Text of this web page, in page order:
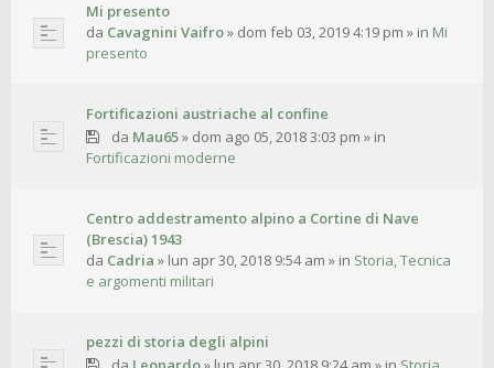
Mi presento
da Cavagnini Vaifro» dom feb 03, 2019 4:19 pm » in Mi
presento
Fortificazioni austriache al confine
da Mau65» dom ago 05, 2018 3:03 pm » in
Fortificazioni moderne
Centro addestramento alpino a Cortine di Nave
(Brescia) 1943
da Cadria » lun apr 30, 2018 9:54 am » in Storia, Tecnica
e argomenti militari
pezzi di storia degli alpini